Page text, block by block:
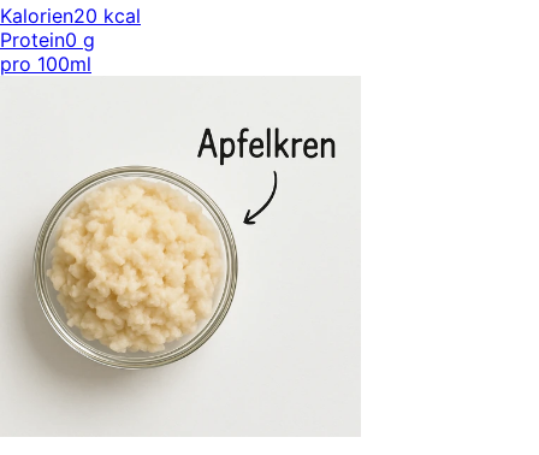
Kalorien20 kcal
Protein0 g
pro 100ml